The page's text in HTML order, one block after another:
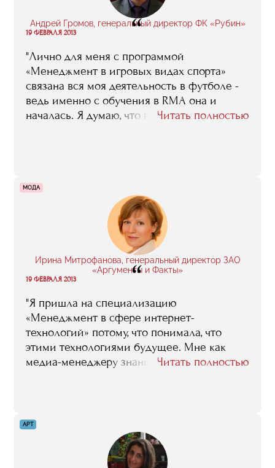
Андрей Громов, генеральный директор ФК «Рубин»
“
19 ФЕВРАЛЯ 2013
"Лично для меня с программой
«Менеджмент в игровых видах спорта»
связана вся моя деятельность в футболе -
ведь именно с обучения в RMA она и
началась. Я думаю, что главной заслугой
мыслящих. Сейчас мы видим, как
представители этого поколения
спортивных управленцев постепенно
выходят на первые роли"
Читать полностью
МОДА
Ирина Митрофанова, генеральный директор ЗАО
«Аргументы и Факты»
“
19 ФЕВРАЛЯ 2013
"Я пришла на специализацию
«Менеджмент в сфере интернет-
технологий» потому, что понимала, что
этими технологиями будущее. Мне как
медиа-менеджеру знания, полученные во
что СМИ уходят именно в интернет. Сейчас
я могу уверенно сказать: я училась не зря!
Спасибо нашим преподавателям. И RMA"
Читать полностью
АРТ